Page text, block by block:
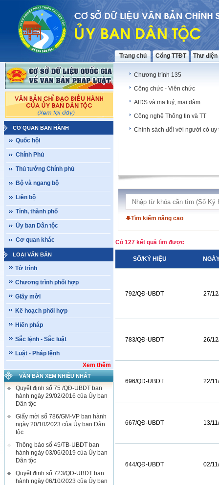
Trang chủ Cổng TTĐT Thư
CƠ QUAN BAN HÀNH
Quốc hội
Chính Phủ
Thủ tướng Chính phủ
Bộ và ngang bộ
Liên bộ
Tỉnh, thành phố
Ủy ban Dân tộc
Cơ quan khác
LOẠI VĂN BẢN
Tờ trình
Chương trình phối hợp
Giấy mời
Kế hoạch phối hợp
Hiến pháp
Sắc lệnh - Sắc luật
Luật - Pháp lệnh
Xem thêm
VĂN BẢN XEM NHIỀU NHẤT
Quyết định số 75 /QĐ-UBDT ban
hành ngày 29/02/2016 của Ủy ban
Dân tộc
Giấy mời số 786/GM-VP ban hành
ngày 20/10/2023 của Ủy ban Dân
tộc
Thông báo số 45/TB-UBDT ban
hành ngày 03/06/2019 của Ủy ban
Dân tộc
Quyết định số 723/QĐ-UBDT ban
hành ngày 06/10/2023 của Ủy ban
Chương trình 135
Công chức - Viên chức
AIDS và ma tuý, mại dâm
Công nghệ Thông tin và TT
Chính sách đối với người có uy
Tìm kiếm nâng cao
Có 127 kết quả tìm được
SỐ/KÝ HIỆU
792/QĐ-UBDT 27/
783/QĐ-UBDT 26/
696/QĐ-UBDT 22/
667/QĐ-UBDT 13/
644/QĐ-UBDT 02/